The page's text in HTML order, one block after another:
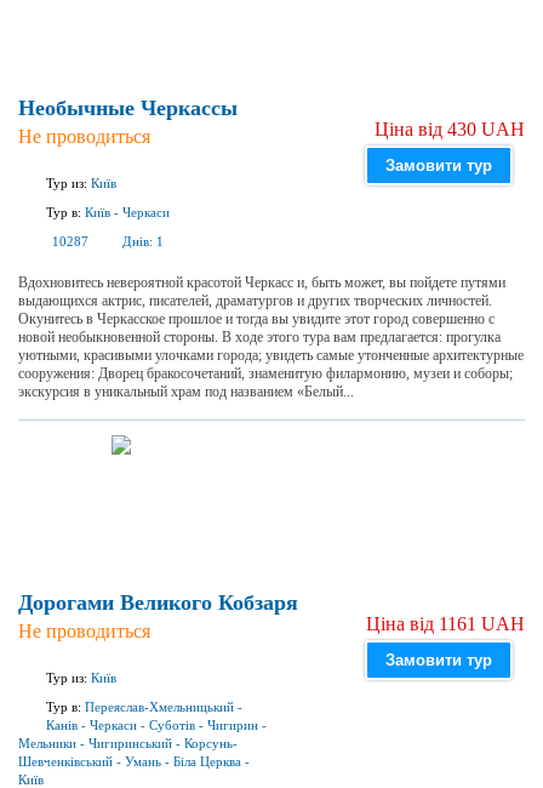
Необычные Черкассы
Не проводиться
Тур из: Київ
Тур в: Київ - Черкаси
10287
Днів: 1
Ціна від 430 UAH
Замовити тур
Вдохновитесь невероятной красотой Черкасс и, быть может, вы пойдете путями
выдающихся актрис, писателей, драматургов и других творческих личностей.
Окунитесь в Черкасское прошлое и тогда вы увидите этот город совершенно с
новой необыкновенной стороны. В ходе этого тура вам предлагается: прогулка
уютными, красивыми улочками города; увидеть самые утонченные архитектурные
сооружения: Дворец бракосочетаний, знаменитую филармонию, музеи и соборы;
экскурсия в уникальный храм под названием «Белый...
Дорогами Великого Кобзаря
Не проводиться
Тур из: Київ
Тур в: Переяслав-Хмельницький -
Канів - Черкаси - Суботів - Чигирин -
Мельники - Чигиринський - Корсунь-
Шевченківський - Умань - Біла Церква -
Київ
Ціна від 1161 UAH
Замовити тур